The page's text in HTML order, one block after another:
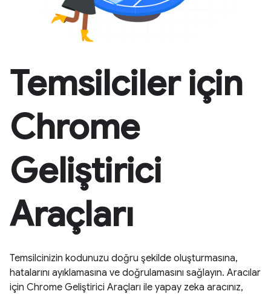
Temsilciler için
Chrome
Geliştirici
Araçları
Temsilcinizin kodunuzu doğru şekilde oluşturmasına,
hatalarını ayıklamasına ve doğrulamasını sağlayın. Aracılar
için Chrome Geliştirici Araçları ile yapay zeka aracınız,